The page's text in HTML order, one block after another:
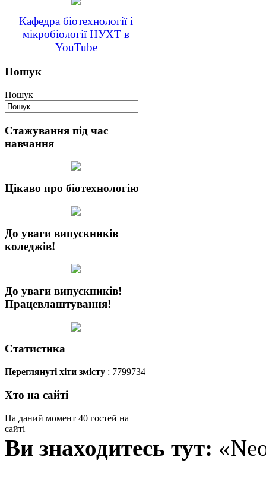
Кафедра біотехнології і
мікробіології НУХТ в
YouTube
Пошук
Пошук
Стажування під час
навчання
Цікаво про біотехнологію
До уваги випускників
коледжів!
До уваги випускників!
Працевлаштування!
Статистика
Переглянуті хіти змісту : 7799734
Хто на сайті
На даний момент 40 гостей на
сайті
Ви знаходитесь тут: